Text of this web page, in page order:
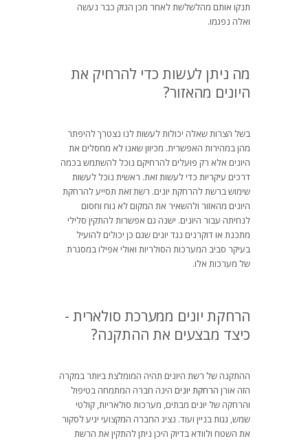
תנקו אותם מהלשלשת לאחר מכן הנזק כבר נעשה
ואלה נפגמו.
מה ניתן לעשות כדי להרחיק את
היונים מהאזור?
בשל הצרות שאלה יכולות לעשות לנו נצטרך להיפתר
מהן במהירות האפשרית. מכיוון שאנו לא מחסלים את
היונים אלא רק פועלים להרחיקם נוכל להשתמש בכמה
דרכים עיקריות כדי לעשות זאת. ראשית נוכל לעשות
שימוש ברשת להרחקת יונים. רשת זאת תסייע להרחקת
היונים מהאזור ולהשאיר את המקום לא נוח וחסום
לנחיתה עבור היונים. ישנה גם אפשרות להתקין סלילי
מתכנת או דוקרנים נגד יונים שגם כן יכולים להועיל
בעיקר סביב המערכות הסולריות ואולי אפילו במסגרת
של מערכות אלו.
הרחקת יונים ממערכת סולארית -
כיצד מבצעים את ההתקנה?
ההתקנה של רשת היונים תהיה המומלצת ביותר במקרה
הזה אורן הרחקת יונים הינה חברה המתמחה בטיפול
והרחקה של יונים מבתים, מערכות סולאריות, קולטי
שמש, גגות בניין ועוד. נציג החברה המקצועי יגיע לסקור
את השטח ולוודא בדיוק היכן ניתן להתקין את הרשת